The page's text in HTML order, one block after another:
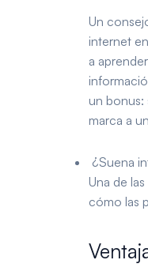
Un
internet
a
un bonus:
marca a
¿Suena
Una de
cómo las